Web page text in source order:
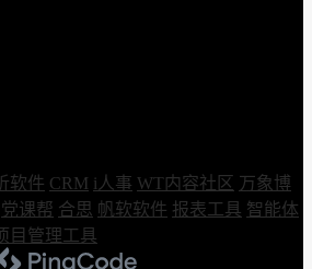
软件 CRM i人事 WT内容社区 万象博
党课帮 合思 帆软软件 报表工具 智能体
目管理工具